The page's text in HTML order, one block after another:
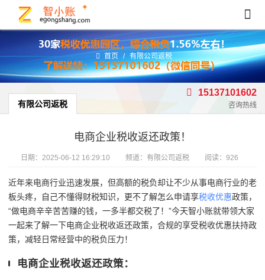
首页 / 有限公司返税
有限公司返税
15137101602
咨询热线
电商企业税收返还政策！
日期： 2025-06-12 16:29:10 频道： 有限公司返税 阅读：926
近年来电商行业迅速发展，但高额的税负却让不少从事电商行业的老
板头疼，自己不懂得财税知识，更不了解怎么申请享税收优惠政策，
“做电商辛辛苦苦赚的钱，一多半都交税了！”今天智小账就带领大家
一起来了解一下电商企业税收返还政策，合规的享受税收优惠扶持政
策，减轻日常经营中的税负压力！
电商企业税收返还政策：